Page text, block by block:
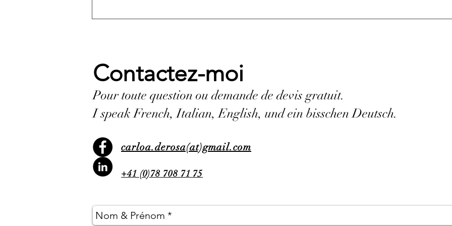
Contactez-moi
Pour toute question ou demande de devis gratuit.
I speak French, Italian, English, und ein bisschen Deutsch.
carloa.derosa(at)gmail.com
+41 (0)78 708 71 75